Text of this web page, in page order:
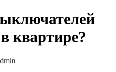
квартире?